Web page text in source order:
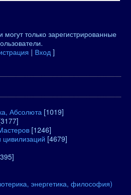
только зарегистрированные
| Вход ]
Абсолюта [1019]
[1246]
цивилизаций [4679]
энергетика, философия)